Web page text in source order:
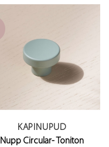
KAPINUPUD
Nupp Circular- Toniton